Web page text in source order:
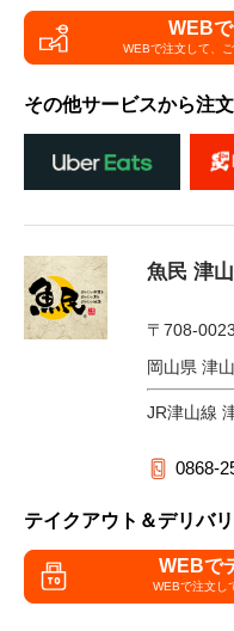
WEB
WEBで注文して、
その他サービスから注文
魚民 津
〒708-0023
岡山県 津
JR津山線
0868-
テイクアウト＆デリバ
WEBで
WEBで注文し